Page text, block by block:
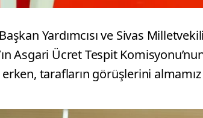
Yardımcısı ve Sivas
Asgari Ücret Tespit
tarafların görüşlerini almamız